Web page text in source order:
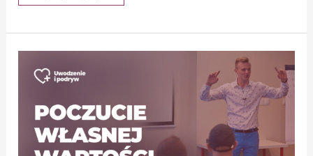
własnej
wartości
w